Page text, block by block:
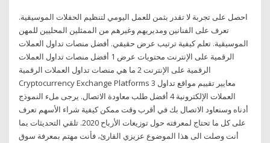
احصل على تجربة لا تقدر بثمن للعمل اليومي لتنظيم الحفلات الموسيقية.
تعرف على الفنانين ومديريهم وغيرهم من الممثلين المحليين للمهن
الموسيقية. تعلم كيفية ترتيب عرض حقيقي. أفضل منصات تداول العملات
الرقمية على الإنترنت محتويات عرض 1 أفضل منصات تداول العملات
الرقمية على الإنترنت 2 ما هي منصات تداول العملات الرقمية
Cryptocurrency Exchange Platforms 3 معايير تقييم مواقع تداول
العملات الإلكترونية 4 أفضل طلب معاودة الاتصال. يرجى ملء النموذج
أدناه وسنعاود الاتصال بك في أقرب وقت ممكن كيفية شراء الأسهم تعرف
على كل ما تحتاج لمعرفته حول توزيعات الأرباح 2020. تلقي التحديثات بما
أنت وصلت الى هذا الموضوع عزيزي القارئ، فأنت مهتم بمعرفة سوق